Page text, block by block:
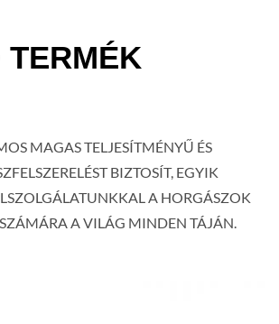
TERMÉK
MAGAS TELJESÍTMÉNYŰ ÉS
BIZTOSÍT, EGYIK
A HORGÁSZOK
A VILÁG MINDEN TÁJÁN.